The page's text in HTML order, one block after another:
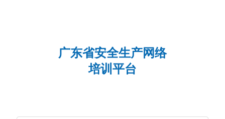
广东省安全生产网络
培训平台